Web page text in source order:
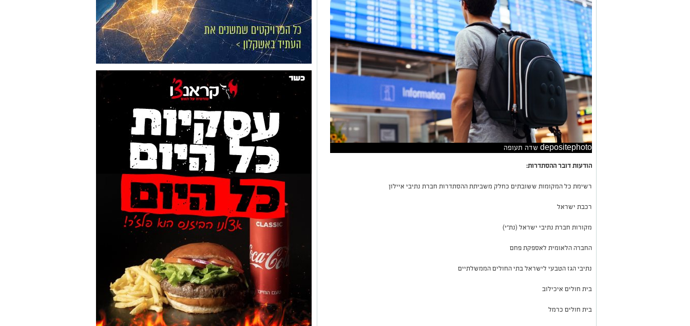
depositephoto שדה תעופה
הודעות דובר ההסתדרות:
רשימת כל המקומות ששובתים כחלק משביתת ההסתדרות חברת נתיבי איילון
רכבת ישראל
מקורות חברת נתיבי ישראל (נת"י)
החברה הלאומית לאספקת פחם
נתיבי הגז הטבעי לישראל בתי החולים הממשלתיים
בית חולים איכילוב
בית חולים כרמל